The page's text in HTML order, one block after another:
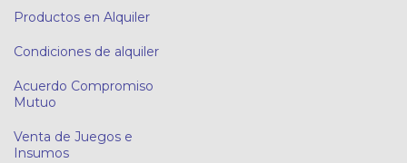
Productos en Alquiler
Condiciones de alquiler
Acuerdo Compromiso
Mutuo
Venta de Juegos e
Insumos